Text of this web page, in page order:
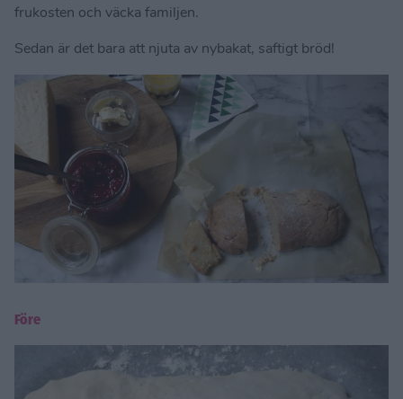
frukosten och väcka familjen.
Sedan är det bara att njuta av nybakat, saftigt bröd!
Före